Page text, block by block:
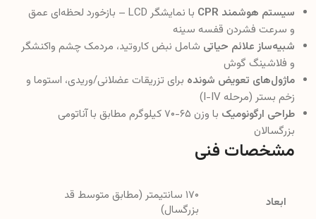
سیستم هوشمند CPR
با نمایشگر LCD – بازخورد لحظه‌ای عمق
و سرعت فشردن قفسه سینه
شبیه‌ساز علائم حیاتی شامل نبض کاروتید، مردمک چشم واکنشگر
و فلاشینگ گوش
ماژول‌های تعویض شونده برای تزریقات عضلانی/وریدی، استوما و
زخم بستر (مرحله I-IV)
طراحی ارگونومیک
با وزن ۶۵-۷۰ کیلوگرم مطابق با آناتومی
بزرگسالان
مشخصات فنی
ابعاد
۱۷۰ سانتیمتر (مطابق متوسط قد
بزرگسال)